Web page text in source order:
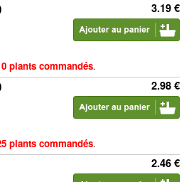
3.19 €
plants commandés.
2.98 €
plants commandés.
2.46 €